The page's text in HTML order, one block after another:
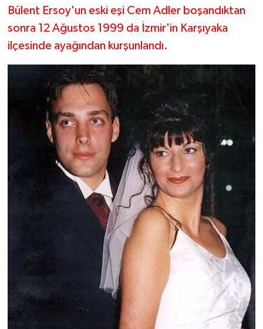
Bülent Ersoy'un eski eşi Cem Adler boşandıktan
sonra 12 Ağustos 1999 da İzmir'in Karşıyaka
ilçesinde ayağından kurşunlandı.